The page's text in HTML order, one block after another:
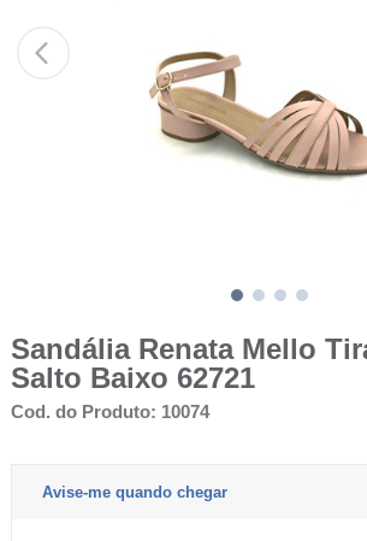
Sandália Renata Mello
Salto Baixo 62721
Cod. do Produto: 10074
Avise-me quando chegar